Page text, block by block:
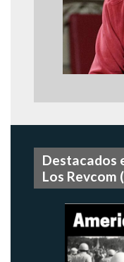
Destacados
Los Revcom